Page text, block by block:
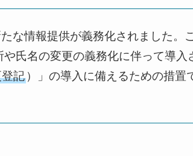
な情報提供が義務化されました。​
氏名の変更の義務化に伴って導入
記 ）」の導入に備えるための措置